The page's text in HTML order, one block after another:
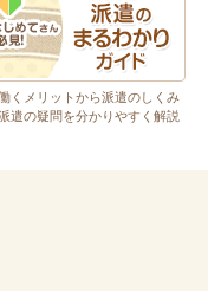
くメリットから派遣のしくみ
遣の疑問を分かりやすく解説